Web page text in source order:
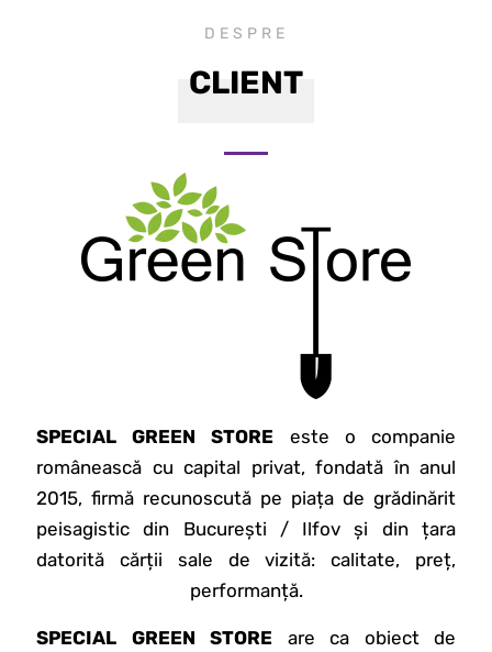
DESPRE
CLIENT
SPECIAL GREEN STORE este o companie
românească cu capital privat, fondată în anul
2015, firmă recunoscută pe piața de grădinărit
peisagistic din București / Ilfov și din țara
datorită cărții sale de vizită: calitate, preț,
performanță.
SPECIAL GREEN STORE are ca obiect de